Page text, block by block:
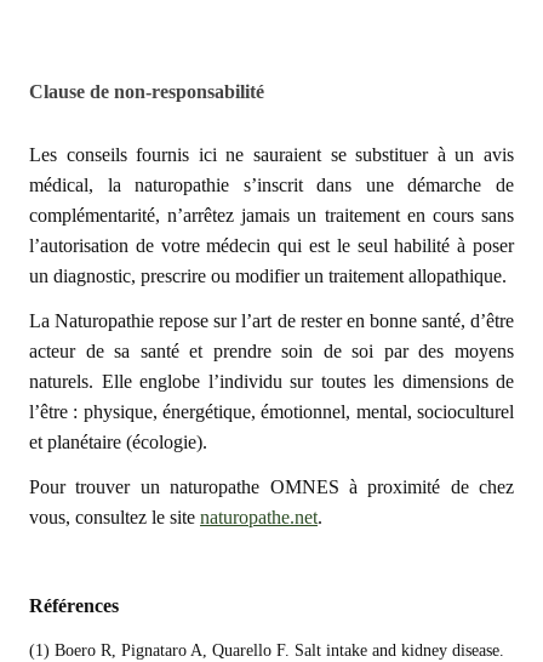
Clause de non-responsabilité
Les conseils fournis ici ne sauraient se substituer à un avis
médical, la naturopathie s’inscrit dans une démarche de
complémentarité, n’arrêtez jamais un traitement en cours sans
l’autorisation de votre médecin qui est le seul habilité à poser
un diagnostic, prescrire ou modifier un traitement allopathique.
La Naturopathie repose sur l’art de rester en bonne santé, d’être
acteur de sa santé et prendre soin de soi par des moyens
naturels. Elle englobe l’individu sur toutes les dimensions de
l’être : physique, énergétique, émotionnel, mental, socioculturel
et planétaire (écologie).
Pour trouver un naturopathe OMNES à proximité de chez
vous, consultez le site naturopathe.net.
Références
(1) Boero R, Pignataro A, Quarello F. Salt intake and kidney disease.